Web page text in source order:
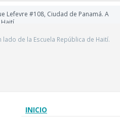
Lefevre #108, Ciudad de Panamá. A
de la Escuela República de Haití.
INICIO